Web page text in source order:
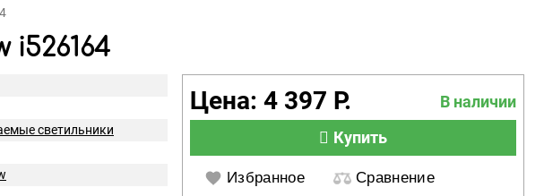
светильники
Цена: 4 397 Р.
В наличии
Купить
Избранное Сравнение